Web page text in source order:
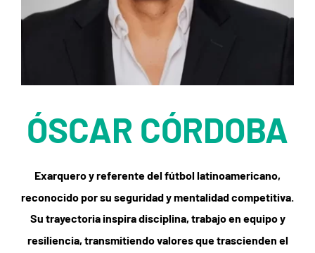
ÓSCAR CÓRDOBA
Exarquero y referente del fútbol latinoamericano,
reconocido por su seguridad y mentalidad competitiva.
Su trayectoria inspira disciplina, trabajo en equipo y
resiliencia, transmitiendo valores que trascienden el